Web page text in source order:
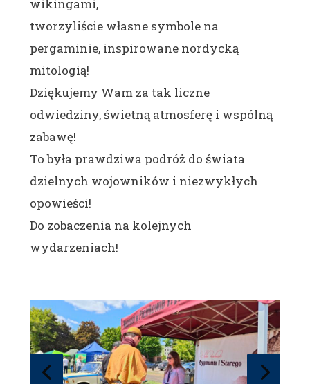
wikingami,
tworzyliście własne symbole na
pergaminie, inspirowane nordycką
mitologią!
Dziękujemy Wam za tak liczne
odwiedziny, świetną atmosferę i wspólną
zabawę!
To była prawdziwa podróż do świata
dzielnych wojowników i niezwykłych
opowieści!
Do zobaczenia na kolejnych
wydarzeniach!